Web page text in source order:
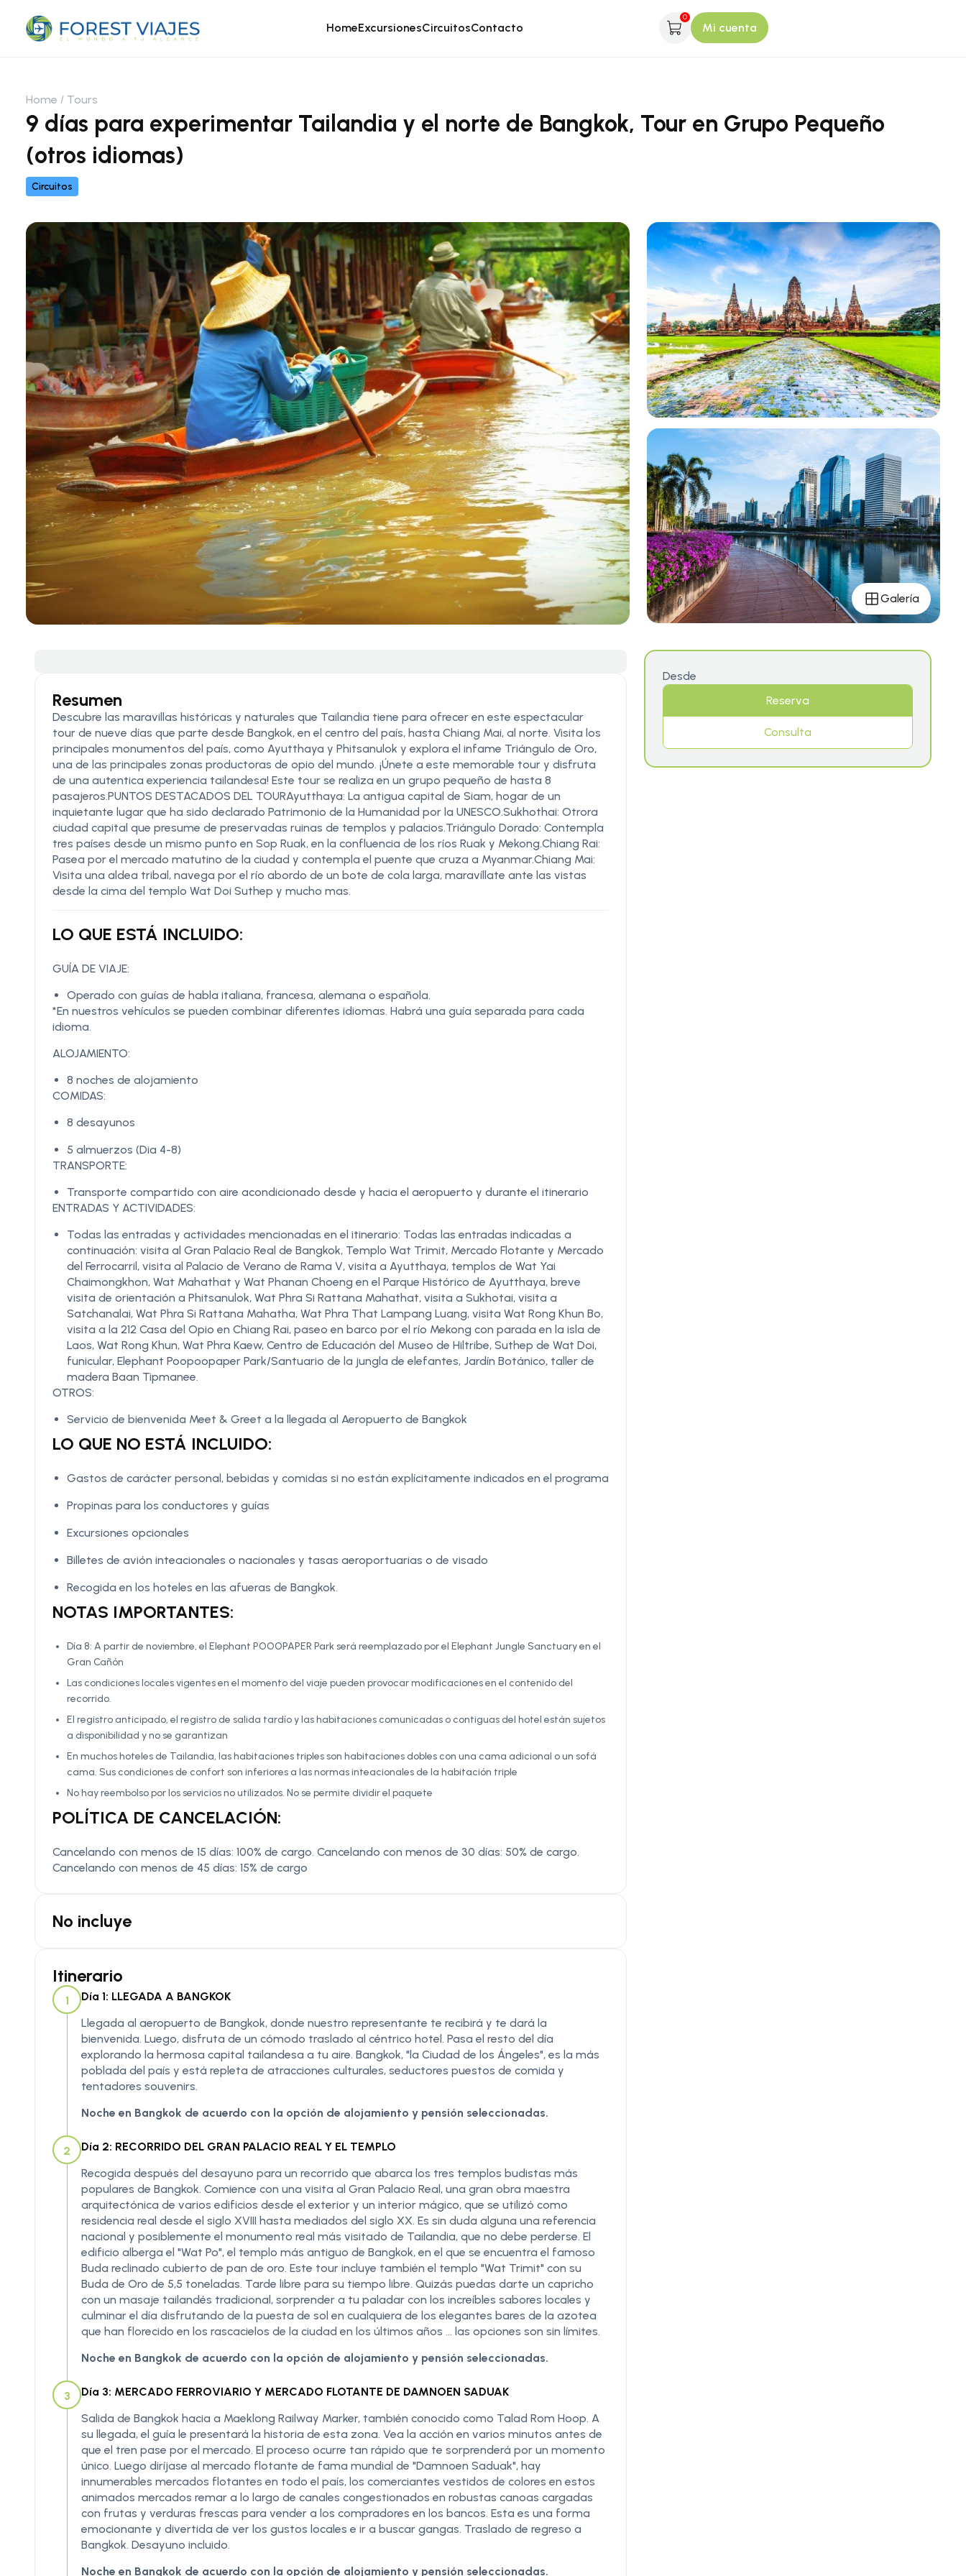
HomeExcursionesCircuitosContacto
0
Mi cuenta
Home Tours
9 días para experimentar Tailandia y el norte de Bangkok, Tour en Grupo Pequeño
(otros idiomas)
Circuitos
Galería
Resumen
Descubre las maravillas históricas y naturales que Tailandia tiene para ofrecer en este espectacular
tour de nueve días que parte desde Bangkok, en el centro del país, hasta Chiang Mai, al norte. Visita los
principales monumentos del país, como Ayutthaya y Phitsanulok y explora el infame Triángulo de Oro,
una de las principales zonas productoras de opio del mundo. ¡Únete a este memorable tour y disfruta
de una autentica experiencia tailandesa! Este tour se realiza en un grupo pequeño de hasta 8
pasajeros.PUNTOS DESTACADOS DEL TOURAyutthaya: La antigua capital de Siam, hogar de un
inquietante lugar que ha sido declarado Patrimonio de la Humanidad por la UNESCO.Sukhothai: Otrora
ciudad capital que presume de preservadas ruinas de templos y palacios.Triángulo Dorado: Contempla
tres países desde un mismo punto en Sop Ruak, en la confluencia de los ríos Ruak y Mekong.Chiang Rai:
Pasea por el mercado matutino de la ciudad y contempla el puente que cruza a Myanmar.Chiang Mai:
Visita una aldea tribal, navega por el río abordo de un bote de cola larga, maravíllate ante las vistas
desde la cima del templo Wat Doi Suthep y mucho mas.
LO QUE ESTÁ INCLUIDO:
GUÍA DE VIAJE:
Operado con guías de habla italiana, francesa, alemana o española.
*En nuestros vehículos se pueden combinar diferentes idiomas. Habrá una guía separada para cada
idioma.
ALOJAMIENTO:
8 noches de alojamiento
COMIDAS:
8 desayunos
5 almuerzos (Dia 4-8)
TRANSPORTE:
Transporte compartido con aire acondicionado desde y hacia el aeropuerto y durante el itinerario
ENTRADAS Y ACTIVIDADES:
Todas las entradas y actividades mencionadas en el itinerario: Todas las entradas indicadas a
continuación: visita al Gran Palacio Real de Bangkok, Templo Wat Trimit, Mercado Flotante y Mercado
del Ferrocarril, visita al Palacio de Verano de Rama V, visita a Ayutthaya, templos de Wat Yai
Chaimongkhon, Wat Mahathat y Wat Phanan Choeng en el Parque Histórico de Ayutthaya, breve
visita de orientación a Phitsanulok, Wat Phra Si Rattana Mahathat, visita a Sukhotai, visita a
Satchanalai, Wat Phra Si Rattana Mahatha, Wat Phra That Lampang Luang, visita Wat Rong Khun Bo,
visita a la 212 Casa del Opio en Chiang Rai, paseo en barco por el río Mekong con parada en la isla de
Laos, Wat Rong Khun, Wat Phra Kaew, Centro de Educación del Museo de Hiltribe, Suthep de Wat Doi,
funicular, Elephant Poopoopaper Park/Santuario de la jungla de elefantes, Jardín Botánico, taller de
madera Baan Tipmanee.
OTROS:
Servicio de bienvenida Meet & Greet a la llegada al Aeropuerto de Bangkok
LO QUE NO ESTÁ INCLUIDO:
Gastos de carácter personal, bebidas y comidas si no están explícitamente indicados en el programa
Propinas para los conductores y guías
Excursiones opcionales
Billetes de avión inteacionales o nacionales y tasas aeroportuarias o de visado
Recogida en los hoteles en las afueras de Bangkok.
NOTAS IMPORTANTES:
Día 8: A partir de noviembre, el Elephant POOOPAPER Park será reemplazado por el Elephant Jungle Sanctuary en el
Gran Cañón
Las condiciones locales vigentes en el momento del viaje pueden provocar modificaciones en el contenido del
recorrido.
El registro anticipado, el registro de salida tardío y las habitaciones comunicadas o contiguas del hotel están sujetos
a disponibilidad y no se garantizan
En muchos hoteles de Tailandia, las habitaciones triples son habitaciones dobles con una cama adicional o un sofá
cama. Sus condiciones de confort son inferiores a las normas inteacionales de la habitación triple
No hay reembolso por los servicios no utilizados. No se permite dividir el paquete
POLÍTICA DE CANCELACIÓN:
Cancelando con menos de 15 días: 100% de cargo. Cancelando con menos de 30 días: 50% de cargo.
Cancelando con menos de 45 días: 15% de cargo
No incluye
Itinerario
1
Día 1: LLEGADA A BANGKOK
Llegada al aeropuerto de Bangkok, donde nuestro representante te recibirá y te dará la
bienvenida. Luego, disfruta de un cómodo traslado al céntrico hotel. Pasa el resto del día
explorando la hermosa capital tailandesa a tu aire. Bangkok, "la Ciudad de los Ángeles", es la más
poblada del país y está repleta de atracciones culturales, seductores puestos de comida y
tentadores souvenirs.
Noche en Bangkok de acuerdo con la opción de alojamiento y pensión seleccionadas.
2
Día 2: RECORRIDO DEL GRAN PALACIO REAL Y EL TEMPLO
Recogida después del desayuno para un recorrido que abarca los tres templos budistas más
populares de Bangkok. Comience con una visita al Gran Palacio Real, una gran obra maestra
arquitectónica de varios edificios desde el exterior y un interior mágico, que se utilizó como
residencia real desde el siglo XVIII hasta mediados del siglo XX. Es sin duda alguna una referencia
nacional y posiblemente el monumento real más visitado de Tailandia, que no debe perderse. El
edificio alberga el "Wat Po", el templo más antiguo de Bangkok, en el que se encuentra el famoso
Buda reclinado cubierto de pan de oro. Este tour incluye también el templo "Wat Trimit" con su
Buda de Oro de 5,5 toneladas. Tarde libre para su tiempo libre. Quizás puedas darte un capricho
con un masaje tailandés tradicional, sorprender a tu paladar con los increíbles sabores locales y
culminar el día disfrutando de la puesta de sol en cualquiera de los elegantes bares de la azotea
que han florecido en los rascacielos de la ciudad en los últimos años … las opciones son sin límites.
Noche en Bangkok de acuerdo con la opción de alojamiento y pensión seleccionadas.
3
Día 3: MERCADO FERROVIARIO Y MERCADO FLOTANTE DE DAMNOEN SADUAK
Salida de Bangkok hacia a Maeklong Railway Marker, también conocido como Talad Rom Hoop. A
su llegada, el guía le presentará la historia de esta zona. Vea la acción en varios minutos antes de
que el tren pase por el mercado. El proceso ocurre tan rápido que te sorprenderá por un momento
único. Luego diríjase al mercado flotante de fama mundial de "Damnoen Saduak", hay
innumerables mercados flotantes en todo el país, los comerciantes vestidos de colores en estos
animados mercados remar a lo largo de canales congestionados en robustas canoas cargadas
con frutas y verduras frescas para vender a los compradores en los bancos. Esta es una forma
emocionante y divertida de ver los gustos locales e ir a buscar gangas. Traslado de regreso a
Bangkok. Desayuno incluido.
Noche en Bangkok de acuerdo con la opción de alojamiento y pensión seleccionadas.
Desde
Reserva
Consulta